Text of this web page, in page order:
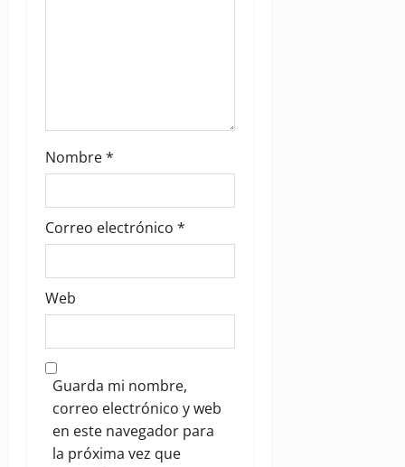
Nombre*
Correo electrónico *
Web
Guarda mi nombre,
correo electrónico y web
en este navegador para
la próxima vez que